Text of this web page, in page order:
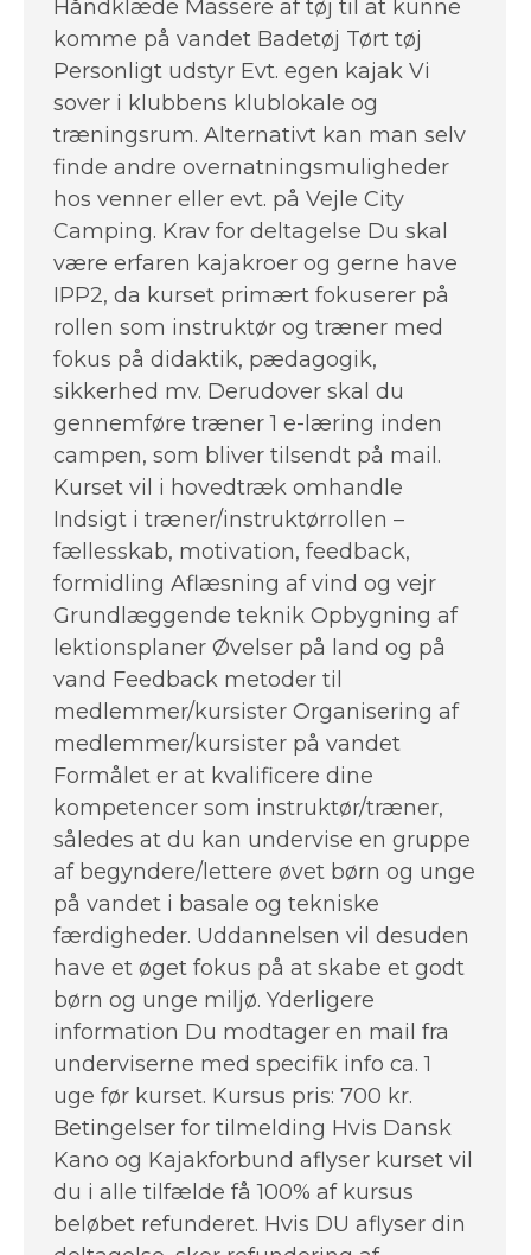
Håndklæde Massere af tøj til at kunne
komme på vandet Badetøj Tørt tøj
Personligt udstyr Evt. egen kajak Vi
sover i klubbens klublokale og
træningsrum. Alternativt kan man selv
finde andre overnatningsmuligheder
hos venner eller evt. på Vejle City
Camping. Krav for deltagelse Du skal
være erfaren kajakroer og gerne have
IPP2, da kurset primært fokuserer på
rollen som instruktør og træner med
fokus på didaktik, pædagogik,
sikkerhed mv. Derudover skal du
gennemføre træner 1 e-læring inden
campen, som bliver tilsendt på mail.
Kurset vil i hovedtræk omhandle
Indsigt i træner/instruktørrollen –
fællesskab, motivation, feedback,
formidling Aflæsning af vind og vejr
Grundlæggende teknik Opbygning af
lektionsplaner Øvelser på land og på
vand Feedback metoder til
medlemmer/kursister Organisering af
medlemmer/kursister på vandet
Formålet er at kvalificere dine
kompetencer som instruktør/træner,
således at du kan undervise en gruppe
af begyndere/lettere øvet børn og unge
på vandet i basale og tekniske
færdigheder. Uddannelsen vil desuden
have et øget fokus på at skabe et godt
børn og unge miljø. Yderligere
information Du modtager en mail fra
underviserne med specifik info ca. 1
uge før kurset. Kursus pris: 700 kr.
Betingelser for tilmelding Hvis Dansk
Kano og Kajakforbund aflyser kurset vil
du i alle tilfælde få 100% af kursus
beløbet refunderet. Hvis DU aflyser din